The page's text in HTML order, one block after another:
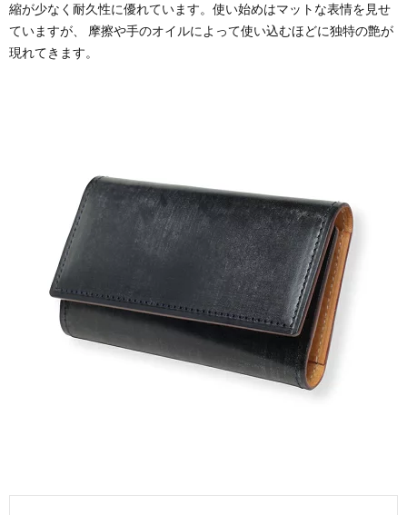
縮が少なく耐久性に優れています。使い始めはマットな表情を見せ
ていますが、 摩擦や手のオイルによって使い込むほどに独特の艶が
現れてきます。